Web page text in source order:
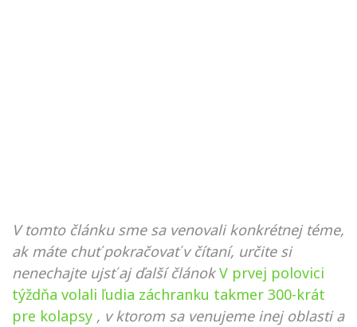
V tomto článku sme sa venovali konkrétnej téme,
ak máte chuť pokračovať v čítaní, určite si
nenechajte ujsť aj ďalší článok V prvej polovici
týždňa volali ľudia záchranku takmer 300-krát
pre kolapsy , v ktorom sa venujeme inej oblasti a